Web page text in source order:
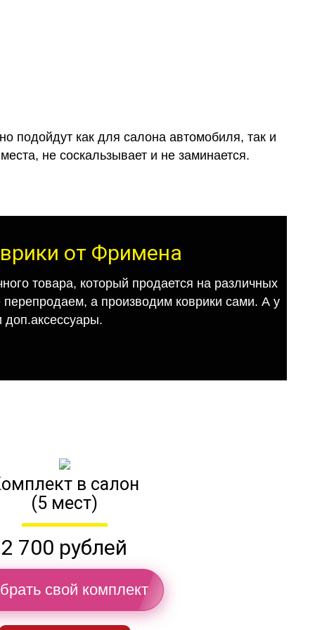
подойдут как для салона автомобиля, так и
не соскальзывает и не заминается.
от Фримена
товара, который продается на различных
а производим коврики сами. А у
в салон
(5 мест)
2 700 рублей
свой комплект